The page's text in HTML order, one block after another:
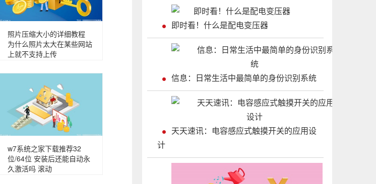
照片压缩大小的详细教程
为什么照片太大在某些网站
上就不支持上传
w7系统之家下载推荐32
位/64位 安装后还能自动永
久激活吗 滚动
即时看！什么是配电变压器
信息：日常生活中最简单的身份识别系统
天天速讯：电容感应式触摸开关的应用设
计